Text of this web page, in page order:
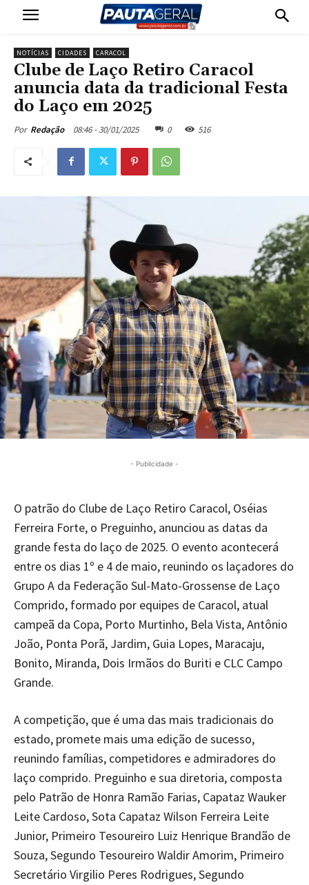
NOTÍCIAS CIDADES CARACOL
Clube de Laço Retiro Caracol
anuncia data da tradicional Festa
do Laço em 2025
Por Redação 08:46 - 30/01/2025 0 516
- Publicidade -
O patrão do Clube de Laço Retiro Caracol, Oséias
Ferreira Forte, o Preguinho, anunciou as datas da
grande festa do laço de 2025. O evento acontecerá
entre os dias 1º e 4 de maio, reunindo os laçadores do
Grupo A da Federação Sul-Mato-Grossense de Laço
Comprido, formado por equipes de Caracol, atual
campeã da Copa, Porto Murtinho, Bela Vista, Antônio
João, Ponta Porã, Jardim, Guia Lopes, Maracaju,
Bonito, Miranda, Dois Irmãos do Buriti e CLC Campo
Grande.
A competição, que é uma das mais tradicionais do
estado, promete mais uma edição de sucesso,
reunindo famílias, competidores e admiradores do
laço comprido. Preguinho e sua diretoria, composta
pelo Patrão de Honra Ramão Farias, Capataz Wauker
Leite Cardoso, Sota Capataz Wilson Ferreira Leite
Junior, Primeiro Tesoureiro Luiz Henrique Brandão de
Souza, Segundo Tesoureiro Waldir Amorim, Primeiro
Secretário Virgilio Peres Rodrigues, Segundo